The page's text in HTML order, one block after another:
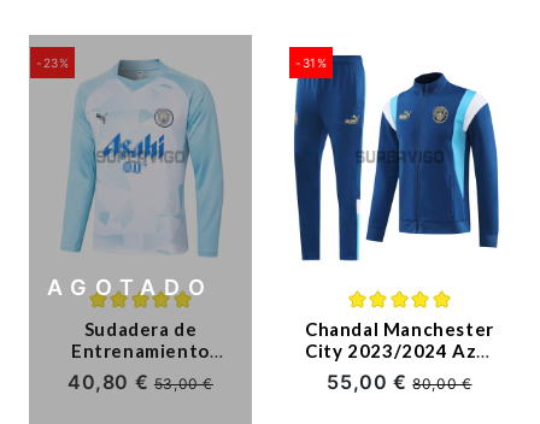
Estampado
-23%
Sudadera de
Entrenamiento
Manchester City
2024/2025 Cuello
40,80 €53,00 €
AGOTADO
-31%
Chandal Manchester
City 2023/2024 Azul
Oscuro
55,00 €80,00 €